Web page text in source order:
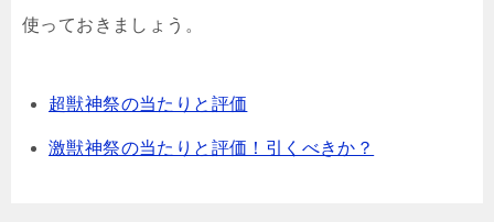
使っておきましょう。
超獣神祭の当たりと評価
激獣神祭の当たりと評価！引くべきか？